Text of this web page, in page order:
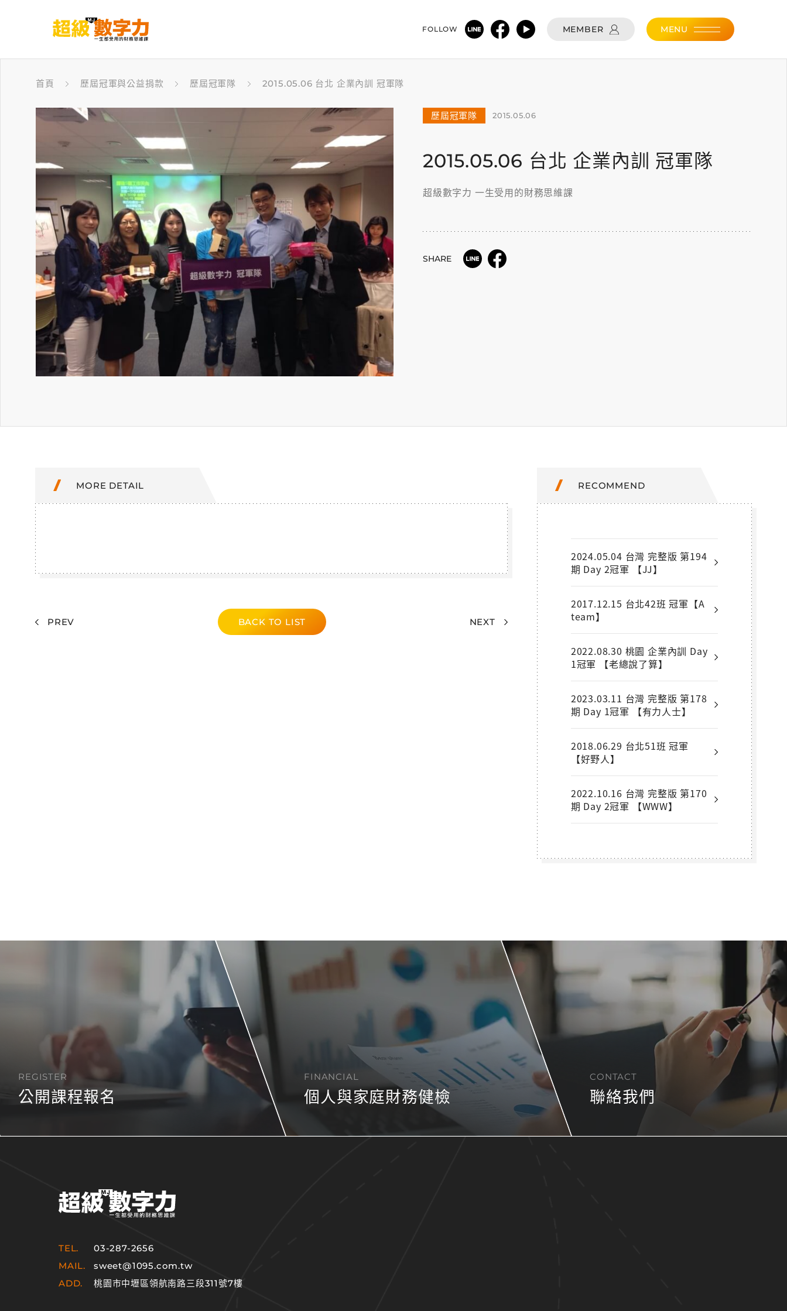
FOLLOW MEMBER MENU
首頁 歷屆冠軍與公益捐款 歷屆冠軍隊 2015.05.06 台北 企業內訓 冠軍隊
歷屆冠軍隊 2015.05.06
2015.05.06 台北 企業內訓 冠軍隊
超級數字力 一生受用的財務思維課
SHARE
MORE DETAIL
PREV BACK TO LIST NEXT
RECOMMEND
2024.05.04 台灣 完整版 第194
期 Day 2冠軍 【JJ】
2017.12.15 台北42班 冠軍【A
team】
2022.08.30 桃園 企業內訓 Day
1冠軍 【老總說了算】
2023.03.11 台灣 完整版 第178
期 Day 1冠軍 【有力人士】
2018.06.29 台北51班 冠軍
【好野人】
2022.10.16 台灣 完整版 第170
期 Day 2冠軍 【WWW】
REGISTER
公開課程報名
FINANCIAL
個人與家庭財務健檢
CONTACT
聯絡我們
TEL.
03-287-2656
MAIL.
sweet@1095.com.tw
ADD.
桃園市中壢區領航南路三段311號7樓